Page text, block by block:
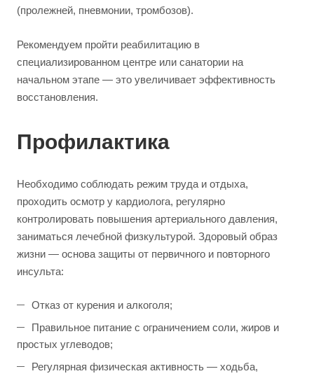
(пролежней, пневмонии, тромбозов).
Рекомендуем пройти реабилитацию в
специализированном центре или санатории на
начальном этапе — это увеличивает эффективность
восстановления.
Профилактика
Необходимо соблюдать режим труда и отдыха,
проходить осмотр у кардиолога, регулярно
контролировать повышения артериального давления,
заниматься лечебной физкультурой. Здоровый образ
жизни — основа защиты от первичного и повторного
инсульта:
Отказ от курения и алкоголя;
Правильное питание с ограничением соли, жиров и
простых углеводов;
Регулярная физическая активность — ходьба,